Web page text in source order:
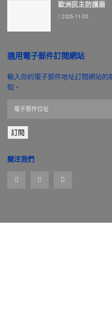
歐洲民主防護盾
2025-11-20
適用電子郵件訂閱網站
輸入你的電子郵件地址訂閱網站的
知。
郵
件
址
訂閱
關注我們